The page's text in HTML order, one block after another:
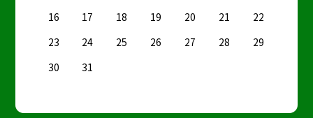
16
17 18 19 20 21
22
23
24 25 26 27 28
29
30
31